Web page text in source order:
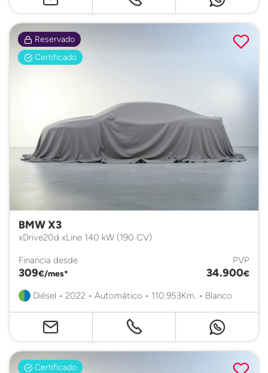
Reservado
Certificado
BMW X3
xDrive20d xLine 140 kW (190 CV)
Financia desde
309€/mes*
PVP
34.900€
Diésel • 2022 • Automático • 110.953Km. • Blanco
Certificado